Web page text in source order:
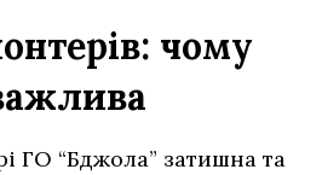
чому
ГО “Бджола” затишна та